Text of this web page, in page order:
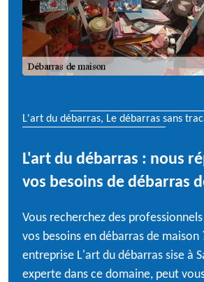
L'art du débarras, Le débarras sans
L'art du débarras : nous
vos besoins de débarras
Vous recherchez des
vos besoins en débarras de maison
entreprise L'art du débarras sise à
experte dans ce domaine, peut